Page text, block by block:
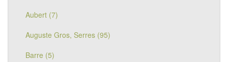
Aubert (7)
Auguste Gros, Serres (95)
Barre (5)